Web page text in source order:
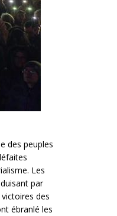
des peuples
Les
par
des
ébranlé les